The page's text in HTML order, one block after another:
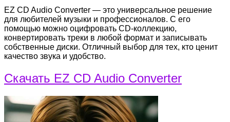
EZ CD Audio Converter — это универсальное решение
для любителей музыки и профессионалов. С его
помощью можно оцифровать CD-коллекцию,
конвертировать треки в любой формат и записывать
собственные диски. Отличный выбор для тех, кто ценит
качество звука и удобство.
Скачать EZ CD Audio Converter